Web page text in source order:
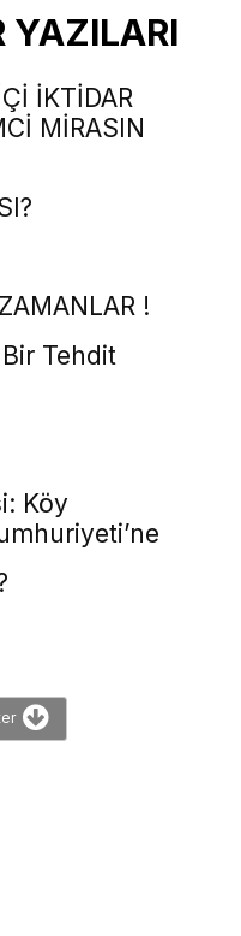
YAZILARI
İKTİDAR
MİRASIN
!
Bir Tehdit
Köy